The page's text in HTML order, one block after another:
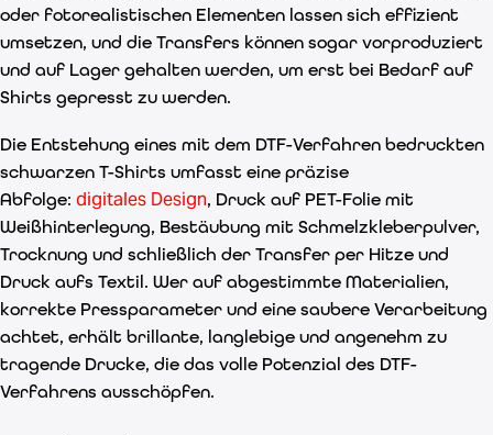
oder fotorealistischen Elementen lassen sich effizient
umsetzen, und die Transfers können sogar vorproduziert
und auf Lager gehalten werden, um erst bei Bedarf auf
Shirts gepresst zu werden.
Die Entstehung eines mit dem DTF-Verfahren bedruckten
schwarzen T-Shirts umfasst eine präzise
Abfolge: digitales Design, Druck auf PET-Folie mit
Weißhinterlegung, Bestäubung mit Schmelzkleberpulver,
Trocknung und schließlich der Transfer per Hitze und
Druck aufs Textil. Wer auf abgestimmte Materialien,
korrekte Pressparameter und eine saubere Verarbeitung
achtet, erhält brillante, langlebige und angenehm zu
tragende Drucke, die das volle Potenzial des DTF-
Verfahrens ausschöpfen.